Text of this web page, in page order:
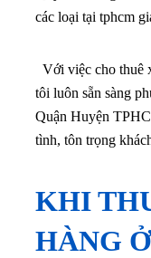
các loại tại tphcm
Với việc cho thuê
tôi luôn sẵn sàng
Quận Huyện
tình, tôn trọng
KHI
HÀNG